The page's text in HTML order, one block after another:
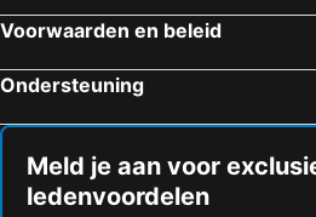
Voorwaarden en beleid
Ondersteuning
Meld je aan voor
ledenvoordelen